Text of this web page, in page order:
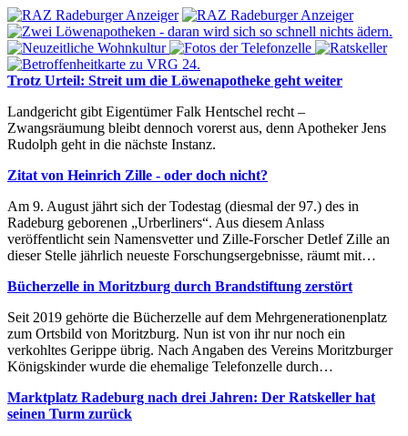
Trotz Urteil: Streit um die Löwenapotheke geht weiter
Landgericht gibt Eigentümer Falk Hentschel recht –
Zwangsräumung bleibt dennoch vorerst aus, denn Apotheker Jens
Rudolph geht in die nächste Instanz.
Zitat von Heinrich Zille - oder doch nicht?
Am 9. August jährt sich der Todestag (diesmal der 97.) des in
Radeburg geborenen „Urberliners“. Aus diesem Anlass
veröffentlicht sein Namensvetter und Zille-Forscher Detlef Zille an
dieser Stelle jährlich neueste Forschungsergebnisse, räumt mit…
Bücherzelle in Moritzburg durch Brandstiftung zerstört
Seit 2019 gehörte die Bücherzelle auf dem Mehrgenerationenplatz
zum Ortsbild von Moritzburg. Nun ist von ihr nur noch ein
verkohltes Gerippe übrig. Nach Angaben des Vereins Moritzburger
Königskinder wurde die ehemalige Telefonzelle durch…
Marktplatz Radeburg nach drei Jahren: Der Ratskeller hat
seinen Turm zurück